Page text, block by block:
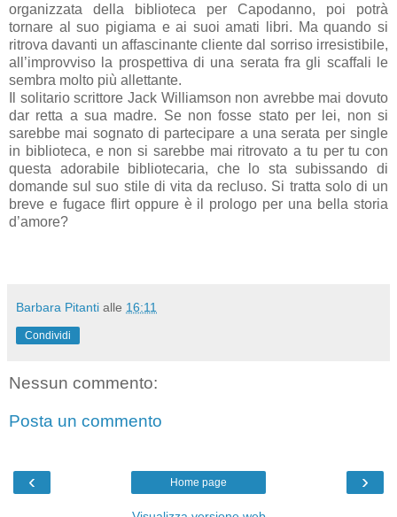
organizzata della biblioteca per Capodanno, poi potrà
tornare al suo pigiama e ai suoi amati libri. Ma quando si
ritrova davanti un affascinante cliente dal sorriso irresistibile,
all’improvviso la prospettiva di una serata fra gli scaffali le
sembra molto più allettante.
Il solitario scrittore Jack Williamson non avrebbe mai dovuto
dar retta a sua madre. Se non fosse stato per lei, non si
sarebbe mai sognato di partecipare a una serata per single
in biblioteca, e non si sarebbe mai ritrovato a tu per tu con
questa adorabile bibliotecaria, che lo sta subissando di
domande sul suo stile di vita da recluso. Si tratta solo di un
breve e fugace flirt oppure è il prologo per una bella storia
d’amore?
Barbara Pitanti alle 16:11
Condividi
Nessun commento:
Posta un commento
‹ ›
Home page